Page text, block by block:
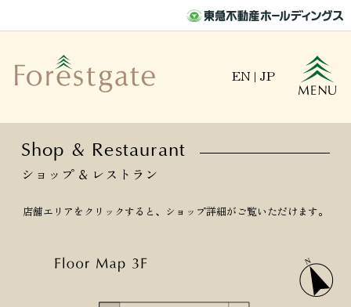
EN| JP
Shop & Restaurant
ショップ & レストラン
店舗エリアをクリックすると、ショップ詳細がご覧いただけます。
N